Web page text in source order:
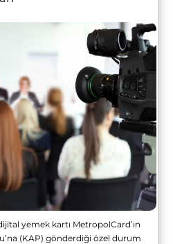
yemek kartı MetropolCard’ın
(KAP) gönderdiği özel durum